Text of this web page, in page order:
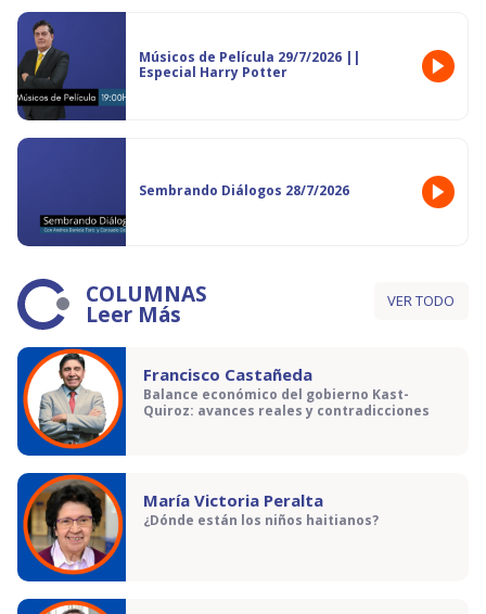
Músicos de Película 29/7/2026 ||
Especial Harry Potter
Sembrando Diálogos 28/7/2026
COLUMNAS
Leer Más VER TODO
Francisco Castañeda
Balance económico del gobierno Kast-
Quiroz: avances reales y contradicciones
María Victoria Peralta
¿Dónde están los niños haitianos?